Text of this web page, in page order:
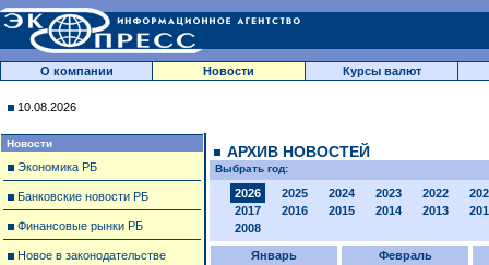
О компании Новости Курсы валют
10.08.2026
Новости
Экономика РБ
Банковские новости РБ
Финансовые рынки РБ
Новое в законодательстве
АРХИВ НОВОСТЕЙ
Выбрать год:
2026 2025 2024 2023 2022
2017
2016 2015 2014 2013
2008
Январь Февраль